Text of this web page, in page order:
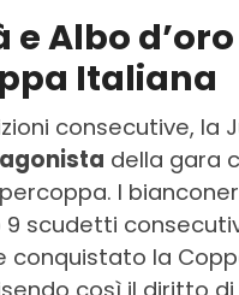
e Albo
Italiana
consecutive, la
della gara
I
9 scudetti
conquistato la